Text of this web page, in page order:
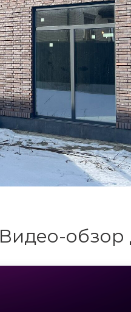
Видео-обзор